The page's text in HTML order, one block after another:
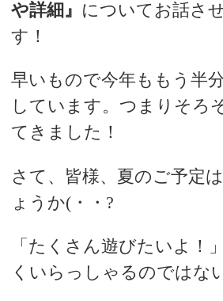
や詳細』 についてお話さ
す！
早いもので今年ももう半
しています。つまりそろ
てきました！
さて、皆様、夏のご予定
ょうか(・・?
「たくさん遊びたいよ！
くいらっしゃるのではな